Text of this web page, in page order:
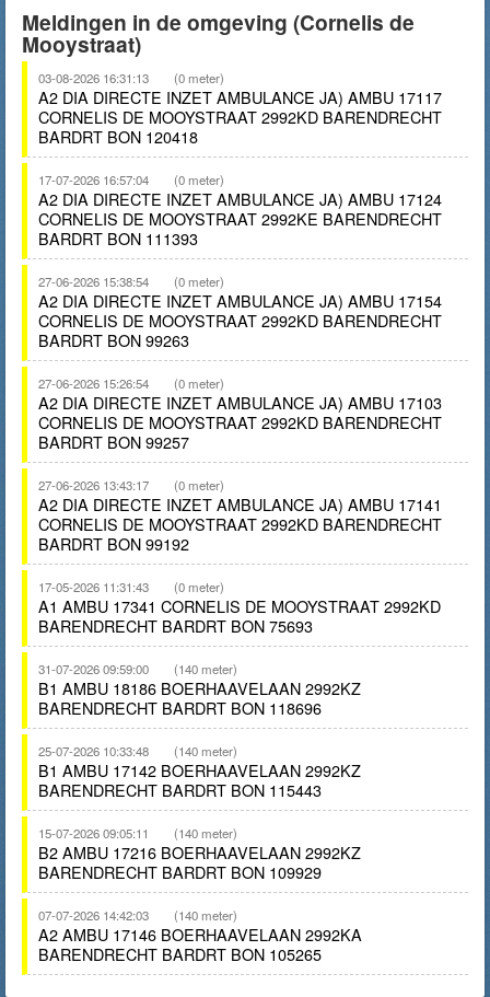
Meldingen in de omgeving (Cornelis de
Mooystraat)
03-08-2026 16:31:13 (0 meter)
A2 DIA DIRECTE INZET AMBULANCE JA) AMBU 17117
CORNELIS DE MOOYSTRAAT 2992KD BARENDRECHT
BARDRT BON 120418
17-07-2026 16:57:04 (0 meter)
A2 DIA DIRECTE INZET AMBULANCE JA) AMBU 17124
CORNELIS DE MOOYSTRAAT 2992KE BARENDRECHT
BARDRT BON 111393
27-06-2026 15:38:54 (0 meter)
A2 DIA DIRECTE INZET AMBULANCE JA) AMBU 17154
CORNELIS DE MOOYSTRAAT 2992KD BARENDRECHT
BARDRT BON 99263
27-06-2026 15:26:54 (0 meter)
A2 DIA DIRECTE INZET AMBULANCE JA) AMBU 17103
CORNELIS DE MOOYSTRAAT 2992KD BARENDRECHT
BARDRT BON 99257
27-06-2026 13:43:17 (0 meter)
A2 DIA DIRECTE INZET AMBULANCE JA) AMBU 17141
CORNELIS DE MOOYSTRAAT 2992KD BARENDRECHT
BARDRT BON 99192
17-05-2026 11:31:43 (0 meter)
A1 AMBU 17341 CORNELIS DE MOOYSTRAAT 2992KD
BARENDRECHT BARDRT BON 75693
31-07-2026 09:59:00 (140 meter)
B1 AMBU 18186 BOERHAAVELAAN 2992KZ
BARENDRECHT BARDRT BON 118696
25-07-2026 10:33:48 (140 meter)
B1 AMBU 17142 BOERHAAVELAAN 2992KZ
BARENDRECHT BARDRT BON 115443
15-07-2026 09:05:11 (140 meter)
B2 AMBU 17216 BOERHAAVELAAN 2992KZ
BARENDRECHT BARDRT BON 109929
07-07-2026 14:42:03 (140 meter)
A2 AMBU 17146 BOERHAAVELAAN 2992KA
BARENDRECHT BARDRT BON 105265